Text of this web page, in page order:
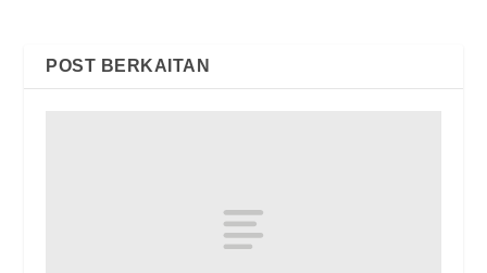
POST BERKAITAN